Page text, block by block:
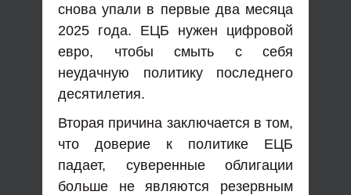
снова упали в первые два месяца
2025 года. ЕЦБ нужен цифровой
евро, чтобы смыть с себя
неудачную политику последнего
десятилетия.
Вторая причина заключается в том,
что доверие к политике ЕЦБ
падает, суверенные облигации
больше не являются резервным